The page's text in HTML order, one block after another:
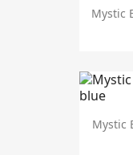
Mystic
Mystic